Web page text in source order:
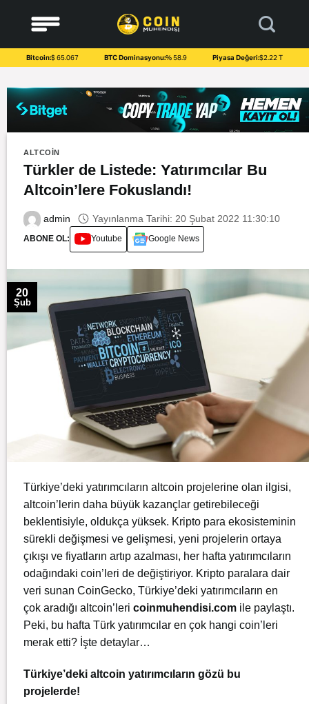
content
Bitcoin:$ 65.067 BTC Dominasyonu:% 58.9 Piyasa Değeri:$2.22 T
ALTCOIN
Türkler de Listede: Yatırımcılar Bu
Altcoin’lere Fokuslandı!
admin Yayınlanma Tarihi: 20 Şubat 2022 11:30:10
ABONE OL: Youtube Google News
20
Şub
Türkiye’deki yatırımcıların altcoin projelerine olan ilgisi,
altcoin’lerin daha büyük kazançlar getirebileceği
beklentisiyle, oldukça yüksek. Kripto para ekosisteminin
sürekli değişmesi ve gelişmesi, yeni projelerin ortaya
çıkışı ve fiyatların artıp azalması, her hafta yatırımcıların
odağındaki coin’leri de değiştiriyor. Kripto paralara dair
veri sunan CoinGecko, Türkiye’deki yatırımcıların en
çok aradığı altcoin’leri coinmuhendisi.com ile paylaştı.
Peki, bu hafta Türk yatırımcılar en çok hangi coin’leri
merak etti? İşte detaylar…
Türkiye’deki altcoin yatırımcıların gözü bu
projelerde!